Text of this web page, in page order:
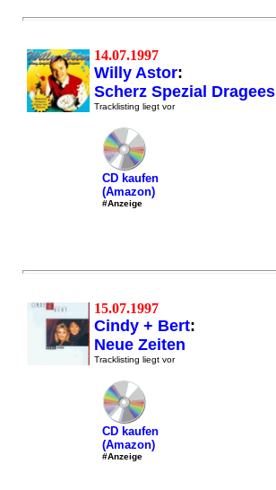
14.07.1997
Willy Astor:
Scherz Spezial Dragees
Tracklisting liegt vor
CD kaufen
(Amazon)
#Anzeige
15.07.1997
Cindy + Bert:
Neue Zeiten
Tracklisting liegt vor
CD kaufen
(Amazon)
#Anzeige